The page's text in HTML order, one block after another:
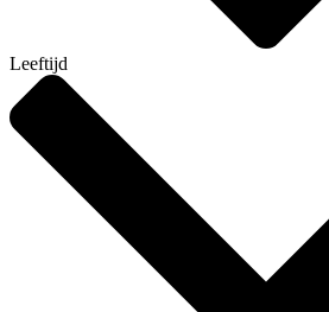
Leeftijd